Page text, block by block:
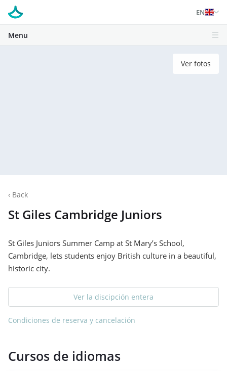
EN
Menu
Ver fotos
‹ Back
St Giles Cambridge Juniors
St Giles Juniors Summer Camp at St Mary’s School,
Cambridge, lets students enjoy British culture in a beautiful,
historic city.
Ver la discipción entera
Condiciones de reserva y cancelación
Cursos de idiomas